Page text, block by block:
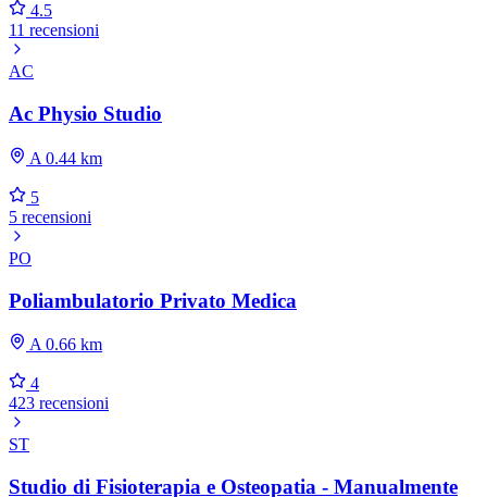
4.5
11 recensioni
AC
Ac Physio Studio
A 0.44 km
5
5 recensioni
PO
Poliambulatorio Privato Medica
A 0.66 km
4
423 recensioni
ST
Studio di Fisioterapia e Osteopatia - Manualmente